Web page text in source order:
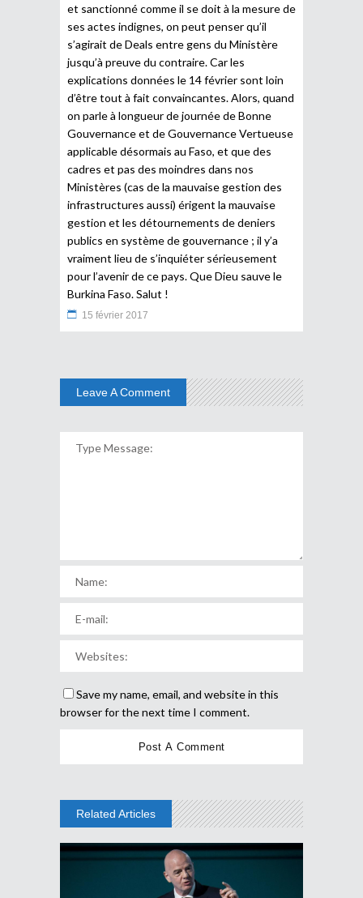
et sanctionné comme il se doit à la mesure de
ses actes indignes, on peut penser qu’il
s’agirait de Deals entre gens du Ministère
jusqu’à preuve du contraire. Car les
explications données le 14 février sont loin
d’être tout à fait convaincantes. Alors, quand
on parle à longueur de journée de Bonne
Gouvernance et de Gouvernance Vertueuse
applicable désormais au Faso, et que des
cadres et pas des moindres dans nos
Ministères (cas de la mauvaise gestion des
infrastructures aussi) érigent la mauvaise
gestion et les détournements de deniers
publics en système de gouvernance ; il y’a
vraiment lieu de s’inquiéter sérieusement
pour l’avenir de ce pays. Que Dieu sauve le
Burkina Faso. Salut !
15 février 2017
Leave A Comment
Save my name, email, and website in this
browser for the next time I comment.
Related Articles